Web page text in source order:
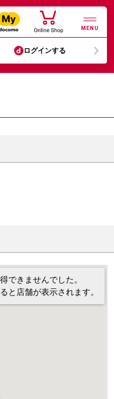
MENU
ログインする
できませんでした。
と店舗が表示されます。